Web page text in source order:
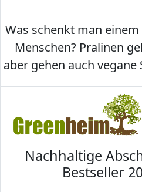
Was schenkt man
Menschen? Pralinen
aber gehen auch
Nachhaltige
Bestseller